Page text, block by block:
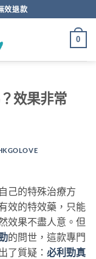
效退款
0
效果非常
己的特殊治療方
效的特效藥，只能
效果不盡人意。但
的問世，這款專門
了質疑： 必利勁真